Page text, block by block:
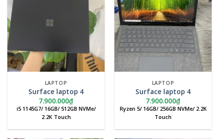
LAPTOP
Surface laptop 4
7.900.000₫
i5 1145G7/ 16GB/ 512GB NVMe/
2.2K Touch
LAPTOP
Surface laptop 4
7.900.000₫
Ryzen 5/ 16GB/ 256GB NVMe/ 2.2K
Touch